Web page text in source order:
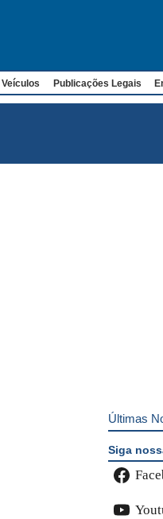
Veículos Publicações Legais
Últimas
Siga